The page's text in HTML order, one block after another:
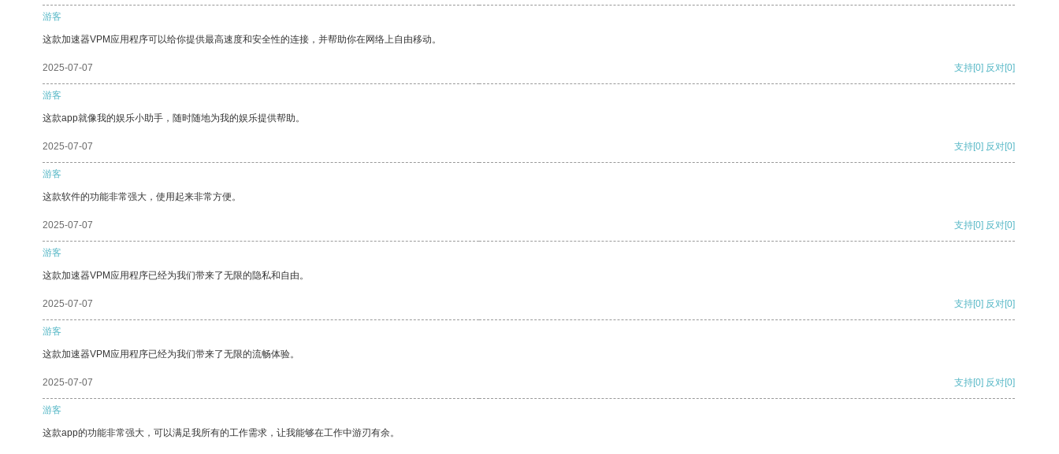
游客
这款加速器VPM应用程序可以给你提供最高速度和安全性的连接，并帮助你在网络上自由移动。
2025-07-07 支持[0] 反对[0]
游客
这款app就像我的娱乐小助手，随时随地为我的娱乐提供帮助。
2025-07-07 支持[0] 反对[0]
游客
这款软件的功能非常强大，使用起来非常方便。
2025-07-07 支持[0] 反对[0]
游客
这款加速器VPM应用程序已经为我们带来了无限的隐私和自由。
2025-07-07 支持[0] 反对[0]
游客
这款加速器VPM应用程序已经为我们带来了无限的流畅体验。
2025-07-07 支持[0] 反对[0]
游客
这款app的功能非常强大，可以满足我所有的工作需求，让我能够在工作中游刃有余。